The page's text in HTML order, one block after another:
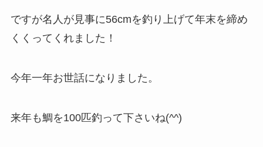
ですが名人が見事に56cmを釣り上げて年末を締め
くくってくれました！
今年一年お世話になりました。
来年も鯛を100匹釣って下さいね(^^)